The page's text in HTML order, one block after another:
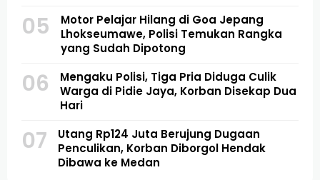
05
Motor Pelajar Hilang di Goa Jepang
Lhokseumawe, Polisi Temukan Rangka
yang Sudah Dipotong
06
Mengaku Polisi, Tiga Pria Diduga Culik
Warga di Pidie Jaya, Korban Disekap Dua
Hari
07
Utang Rp124 Juta Berujung Dugaan
Penculikan, Korban Diborgol Hendak
Dibawa ke Medan